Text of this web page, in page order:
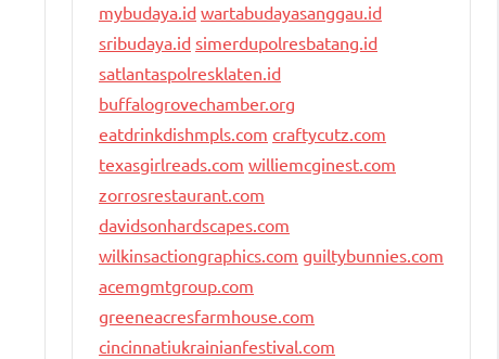
mybudaya.id wartabudayasanggau.id
sribudaya.id simerdupolresbatang.id
satlantaspolresklaten.id
buffalogrovechamber.org
eatdrinkdishmpls.com craftycutz.com
texasgirlreads.com williemcginest.com
zorrosrestaurant.com
davidsonhardscapes.com
wilkinsactiongraphics.com guiltybunnies.com
acemgmtgroup.com
greeneacresfarmhouse.com
cincinnatiukrainianfestival.com